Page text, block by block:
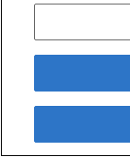
Terms of Use Contact Us